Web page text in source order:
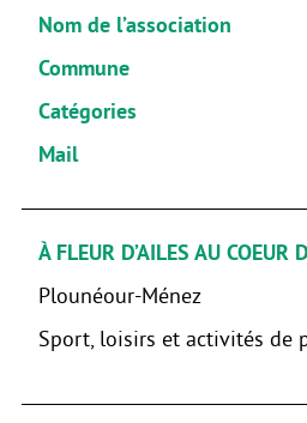
Nom de l’association
Commune
Catégories
Mail
À FLEUR D’AILES AU
Plounéour-Ménez
Sport, loisirs et activités de